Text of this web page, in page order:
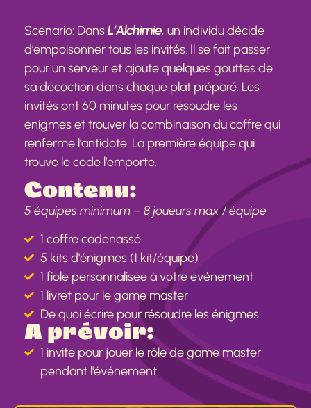
Scénario: DansL’Alchimie, un individu décide
d’empoisonner tous les invités. Il se fait passer
pour un serveur et ajoute quelques gouttes de
sa décoction dans chaque plat préparé. Les
invités ont 60 minutes pour résoudre les
énigmes et trouver la combinaison du coffre qui
renferme l’antidote. La première équipe qui
trouve le code l’emporte.
Contenu:
5 équipes minimum – 8 joueurs max / équipe
1 coffre cadenassé
5 kits d'énigmes (1 kit/équipe)
1 fiole personnalisée à votre événement
1 livret pour le game master
De quoi écrire pour résoudre les énigmes
A prévoir:
1 invité pour jouer le rôle de game master
pendant l'événement